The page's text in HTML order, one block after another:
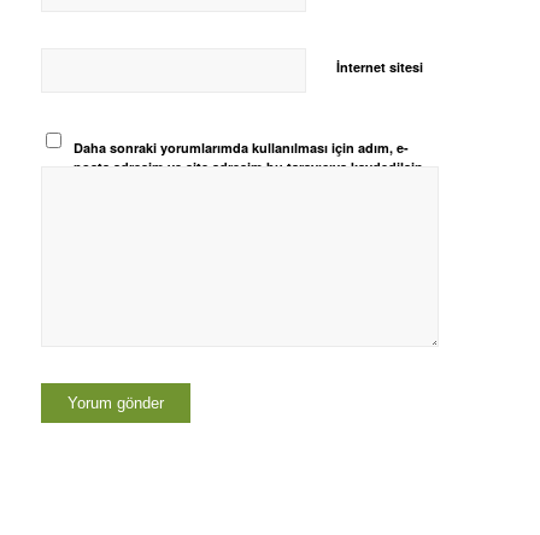
İnternet sitesi
Daha sonraki yorumlarımda kullanılması için adım, e-
posta adresim ve site adresim bu tarayıcıya kaydedilsin.